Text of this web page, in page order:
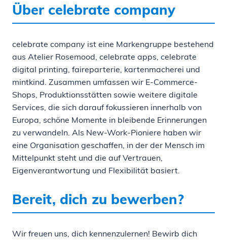
Über celebrate company
celebrate company ist eine Markengruppe bestehend
aus Atelier Rosemood, celebrate apps, celebrate
digital printing, faireparterie, kartenmacherei und
mintkind. Zusammen umfassen wir E-Commerce-
Shops, Produktionsstätten sowie weitere digitale
Services, die sich darauf fokussieren innerhalb von
Europa, schöne Momente in bleibende Erinnerungen
zu verwandeln. Als New-Work-Pioniere haben wir
eine Organisation geschaffen, in der der Mensch im
Mittelpunkt steht und die auf Vertrauen,
Eigenverantwortung und Flexibilität basiert.
Bereit, dich zu bewerben?
Wir freuen uns, dich kennenzulernen! Bewirb dich